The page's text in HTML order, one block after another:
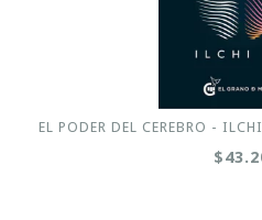
EL PODER DEL CEREBRO -